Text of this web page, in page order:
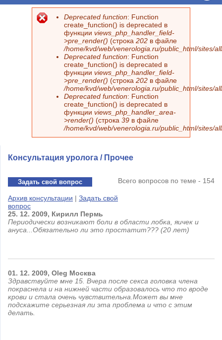
Сообщение об ошибке
Deprecated function: Function
create_function() is deprecated в
функции views_php_handler_field-
>pre_render() (строка 202 в файле
/home/kvd/web/venerologia.ru/public_html/sites/
Deprecated function: Function
create_function() is deprecated в
функции views_php_handler_field-
>pre_render() (строка 202 в файле
/home/kvd/web/venerologia.ru/public_html/sites/
Deprecated function: Function
create_function() is deprecated в
функции views_php_handler_area-
>render() (строка 39 в файле
/home/kvd/web/venerologia.ru/public_html/sites/
Консультация уролога / Прочее
Задать свой вопрос Всего вопросов по теме - 154
Архив консультации | Задать свой
вопрос
25. 12. 2009, Кирилл Пермь
Периодически возникают боли в области лобка, яичек и
ануса...Обязательно ли это простатит??? (20 лет)
01. 12. 2009, Oleg Москва
Здравствуйте мне 15. Вчера после секса головка члена
покраснела и на нижней части образовалось что то вроде
крови и стала очень чувствительна.Может вы мне
подскажите серьезная ли эта проблема и что с этим
делать.